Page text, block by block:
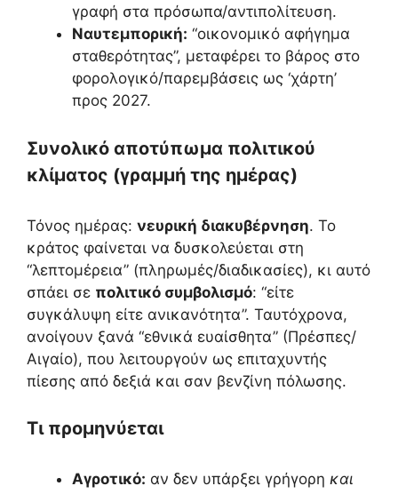
γραφή στα πρόσωπα/αντιπολίτευση.
Ναυτεμπορική: “οικονομικό αφήγημα
σταθερότητας”, μεταφέρει το βάρος στο
φορολογικό/παρεμβάσεις ως ‘χάρτη’
προς 2027.
Συνολικό αποτύπωμα πολιτικού
κλίματος (γραμμή της ημέρας)
Τόνος ημέρας: νευρική διακυβέρνηση. Το
κράτος φαίνεται να δυσκολεύεται στη
“λεπτομέρεια” (πληρωμές/διαδικασίες), κι αυτό
σπάει σε πολιτικό συμβολισμό: “είτε
συγκάλυψη είτε ανικανότητα”. Ταυτόχρονα,
ανοίγουν ξανά “εθνικά ευαίσθητα” (Πρέσπες/
Αιγαίο), που λειτουργούν ως επιταχυντής
πίεσης από δεξιά και σαν βενζίνη πόλωσης.
Τι προμηνύεται
Αγροτικό: αν δεν υπάρξει γρήγορη και